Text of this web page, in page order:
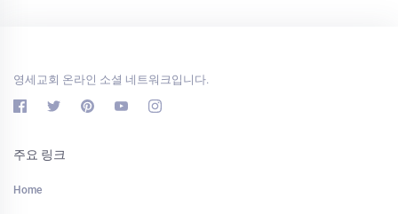
영세교회 온라인 소셜 네트워크입니다.
주요 링크
Home